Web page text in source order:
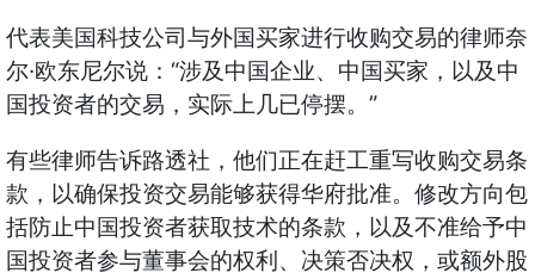
代表美国科技公司与外国买家进行收购交易的律师奈
尔·欧东尼尔说：“涉及中国企业、中国买家，以及中
国投资者的交易，实际上几已停摆。”
有些律师告诉路透社，他们正在赶工重写收购交易条
款，以确保投资交易能够获得华府批准。修改方向包
括防止中国投资者获取技术的条款，以及不准给予中
国投资者参与董事会的权利、决策否决权，或额外股